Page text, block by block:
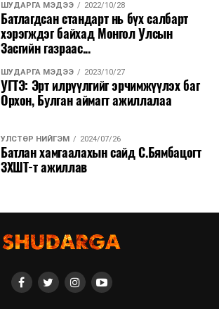
ШУДАРГА МЭДЭЭ 2022/10/28
Батлагдсан стандарт нь бүх салбарт
хэрэгждэг байхад Монгол Улсын
Засгийн газраас...
ШУДАРГА МЭДЭЭ 2023/10/27
УГТЭ: Эрт илрүүлгийг эрчимжүүлэх баг
Орхон, Булган аймагт ажиллалаа
УЛСТӨР НИЙГЭМ 2024/07/26
Батлан хамгаалахын сайд С.Бямбацогт
ЗХШТ-т ажиллав